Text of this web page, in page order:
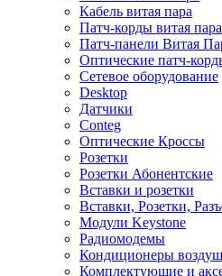
Кабель витая пара
Патч-корды витая пара
Патч-панели Витая
Оптические патч-
Сетевое оборудование
Desktop
Датчики
Conteg
Оптические Кроссы
Розетки
Розетки Абонентские
Вставки и розетки
Вставки, Розетки,
Модули Keystone
Радиомодемы
Кондиционеры
Комплектующие и